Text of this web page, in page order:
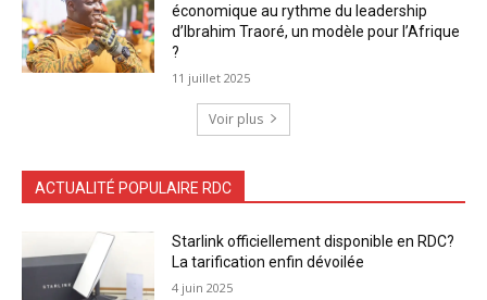
économique au rythme du leadership
d’Ibrahim Traoré, un modèle pour l’Afrique
?
11 juillet 2025
Voir plus
ACTUALITÉ POPULAIRE RDC
Starlink officiellement disponible en RDC?
La tarification enfin dévoilée
4 juin 2025